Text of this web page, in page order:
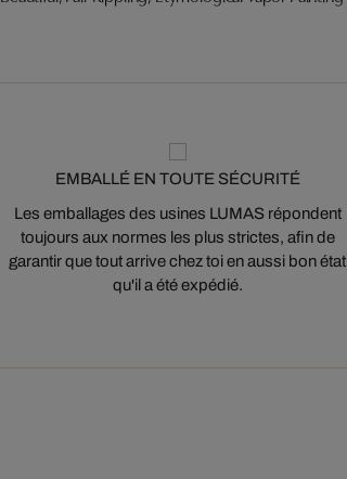
EMBALLÉ EN TOUTE SÉCURITÉ
Les emballages des usines LUMAS répondent
toujours aux normes les plus strictes, afin de
garantir que tout arrive chez toi en aussi bon état
qu'il a été expédié.